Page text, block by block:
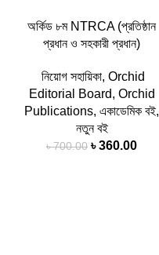
অর্কিড ৮ম NTRCA (প্রতিষ্ঠান
প্রধান ও সহকারী প্রধান)
নিয়োগ সহায়িকা, Orchid
Editorial Board, Orchid
Publications, একাডেমিক বই,
নতুন বই
৳700.00 ৳360.00